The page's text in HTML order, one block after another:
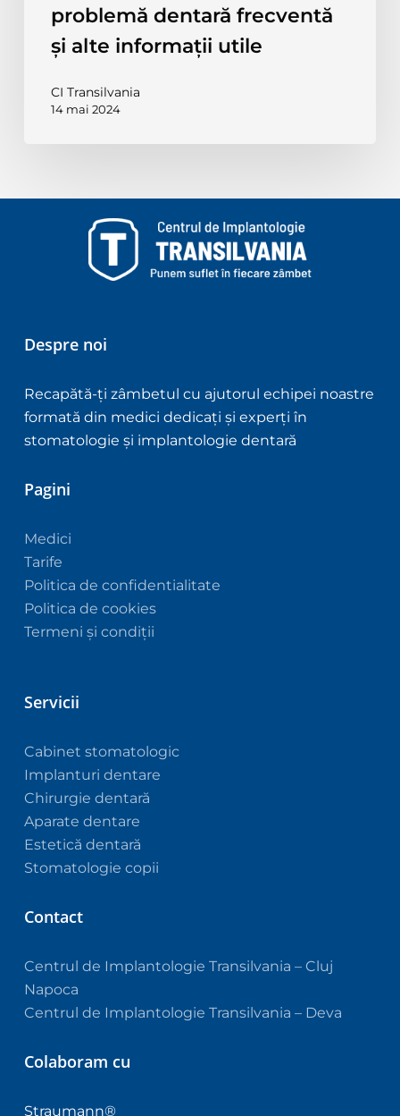
tratament
această
dentară
informații
problemă dentară frecventă
și alte informații utile
CI Transilvania
14 mai 2024
Despre noi
Recapătă-ți zâmbetul cu ajutorul echipei noastre
formată din medici dedicați și experți în
stomatologie și implantologie dentară
Pagini
Medici
Tarife
Politica de confidentialitate
Politica de cookies
Termeni și condiții
Servicii
Cabinet stomatologic
Implanturi dentare
Chirurgie dentară
Aparate dentare
Estetică dentară
Stomatologie copii
Contact
Centrul de Implantologie Transilvania – Cluj
Napoca
Centrul de Implantologie Transilvania – Deva
Colaboram cu
Straumann®